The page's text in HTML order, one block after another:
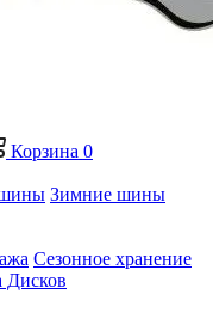
Корзина 0
Зимние шины
Сезонное хранение
Дисков